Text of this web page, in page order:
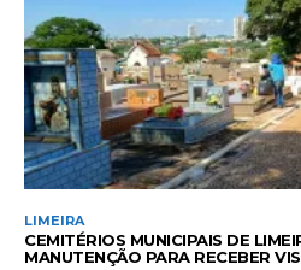
LIMEIRA
CEMITÉRIOS MUNICIPAIS DE
MANUTENÇÃO PARA RECEBER